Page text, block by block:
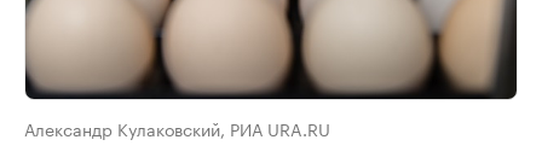
Александр Кулаковский, РИА URA.RU